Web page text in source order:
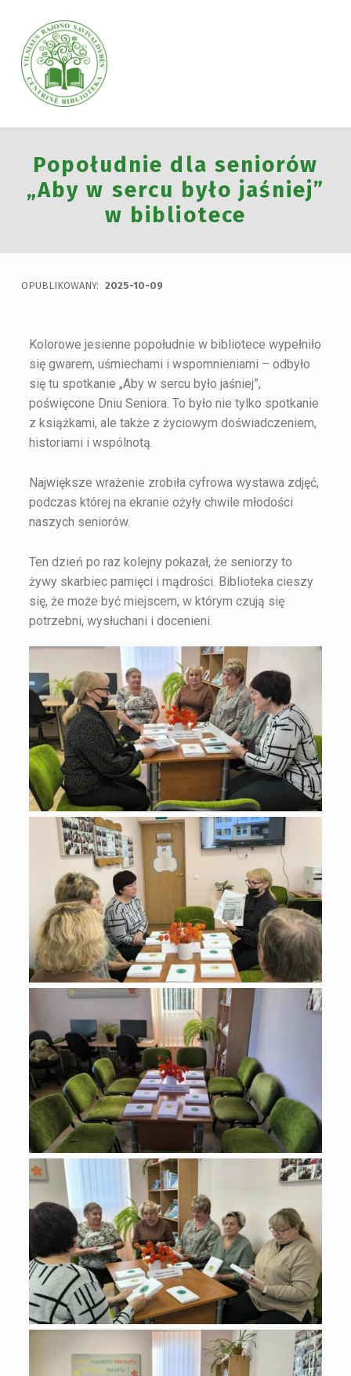
VILNIAUS RAJONO SAVIVALDYBĖS CENTRINĖ BIBLIOTEKA
VILNIAUS RAJONO SAVIVALDYBĖS CENTRINĖ BIBLIOTEKA KVIEČIA VISUS PRISIJUNGTI PRIE VISUOTINĖS PILIETINĖS INICIATYVOS „ATMINTIS GYVA, NES LIUDIJA“ IR UŽDEGTI ATMINIMO.
Popołudnie dla seniorów
„Aby w sercu było jaśniej”
w bibliotece
OPUBLIKOWANY: 2025-10-09
Kolorowe jesienne popołudnie w bibliotece wypełniło
się gwarem, uśmiechami i wspomnieniami – odbyło
się tu spotkanie „Aby w sercu było jaśniej”,
poświęcone Dniu Seniora. To było nie tylko spotkanie
z książkami, ale także z życiowym doświadczeniem,
historiami i wspólnotą.
Największe wrażenie zrobiła cyfrowa wystawa zdjęć,
podczas której na ekranie ożyły chwile młodości
naszych seniorów.
Ten dzień po raz kolejny pokazał, że seniorzy to
żywy skarbiec pamięci i mądrości. Biblioteka cieszy
się, że może być miejscem, w którym czują się
potrzebni, wysłuchani i docenieni.